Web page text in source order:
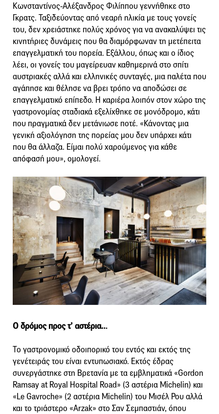
Κωνσταντίνος-Αλέξανδρος Φιλίππου γεννήθηκε στο
Γκρατς. Ταξιδεύοντας από νεαρή ηλικία με τους γονείς
του, δεν χρειάστηκε πολύς χρόνος για να ανακαλύψει τις
κινητήριες δυνάμεις που θα διαμόρφωναν τη μετέπειτα
επαγγελματική του πορεία. Εξάλλου, όπως και ο ίδιος
λέει, οι γονείς του μαγείρευαν καθημερινά στο σπίτι
αυστριακές αλλά και ελληνικές συνταγές, μια παλέτα που
αγάπησε και θέλησε να βρει τρόπο να αποδώσει σε
επαγγελματικό επίπεδο. Η καριέρα λοιπόν στον χώρο της
γαστρονομίας σταδιακά εξελίχθηκε σε μονόδρομο, κάτι
που πραγματικά δεν μετάνιωσε ποτέ. «Κάνοντας μια
γενική αξιολόγηση της πορείας μου δεν υπάρχει κάτι
που θα άλλαζα. Είμαι πολύ χαρούμενος για κάθε
απόφασή μου», ομολογεί.
Ο δρόμος προς τ’ αστέρια…
Το γαστρονομικό οδοιπορικό του εντός και εκτός της
γενέτειράς του είναι εντυπωσιακό. Εκτός έδρας
συνεργάστηκε στη Βρετανία με τα εμβληματικά «Gordon
Ramsay at Royal Hospital Road» (3 αστέρια Michelin) και
«Le Gavroche» (2 αστέρια Michelin) του Μισέλ Ρου αλλά
και το τριάστερο «Arzak» στο Σαν Σεμπαστιάν, όπου